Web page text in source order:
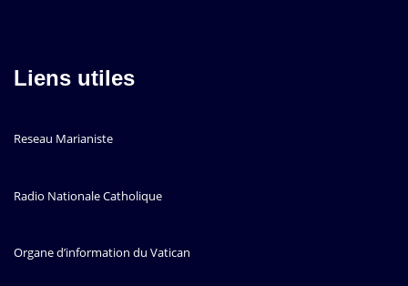
Liens utiles
Reseau Marianiste
Radio Nationale Catholique
Organe d’information du Vatican